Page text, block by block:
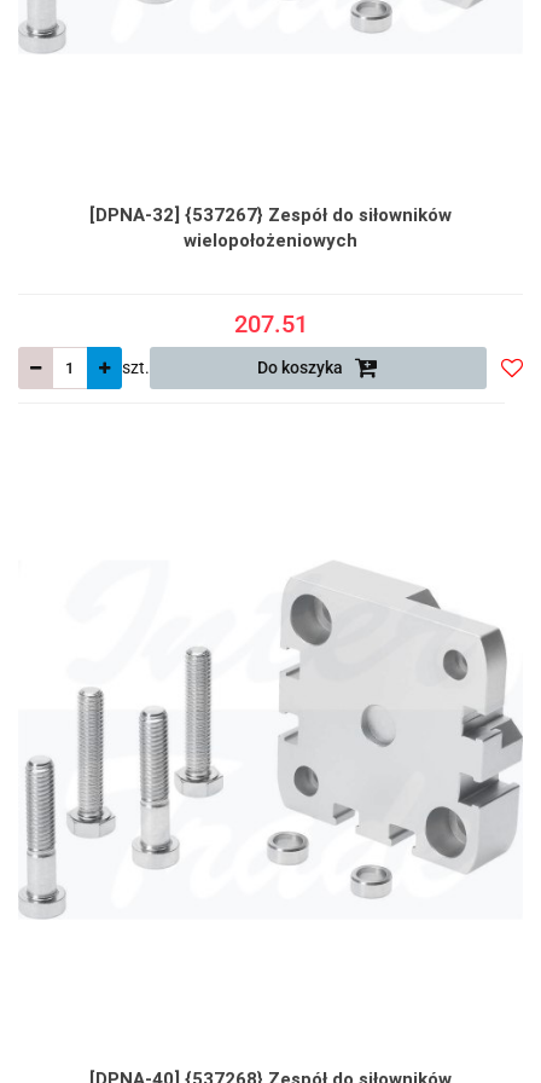
[DPNA-32] {537267} Zespół do siłowników
wielopołożeniowych
207.51
szt. Do koszyka